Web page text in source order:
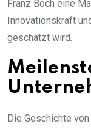
Franz Boch eine
Innovationskraft
geschätzt wird.
Die Geschichte